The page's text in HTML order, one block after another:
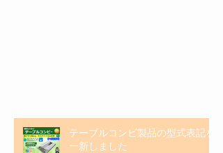
テーブルコンビ製品の型式表記を
一新しました